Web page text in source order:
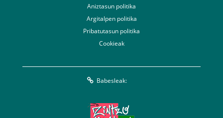
Aniztasun politika
Argitalpen politika
Pribatutasun politika
Cookieak
Babesleak: